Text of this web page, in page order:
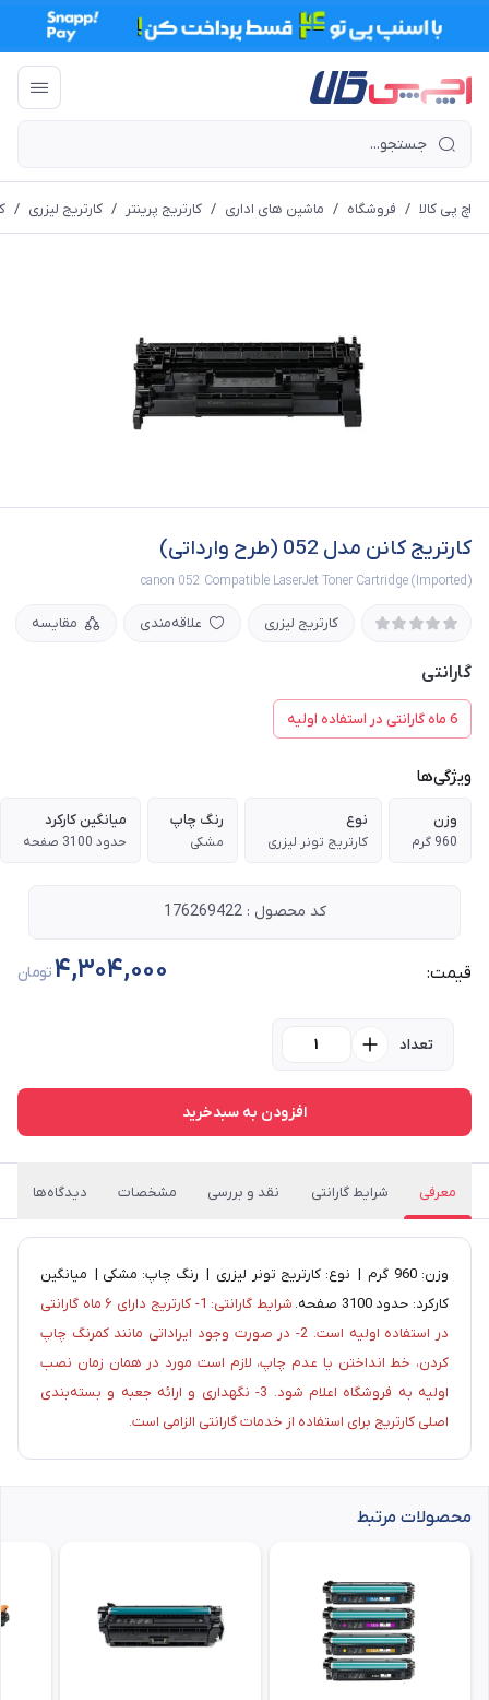
اچ پی کالا / فروشگاه / ماشین های اداری / کارتریج پرینتر / کارتریج لیزری /
کارتریج کانن مدل 052 (طرح وارداتی)
canon 052 Compatible LaserJet Toner Cartridge (Imported)
کارتریج لیزری علاقه‌مندی مقایسه
گارانتی
6 ماه گارانتی در استفاده اولیه
ویژگی‌ها
وزن
960 گرم
نوع
کارتریج تونر لیزری
رنگ چاپ
مشکی
میانگین کارکرد
حدود 3100 صفحه
کد محصول : 176269422
قیمت: 4,304,000تومان
تعداد
افزودن به سبدخرید
معرفی شرایط گارانتی نقد و بررسی مشخصات دیدگاه‌ها
وزن: 960 گرم | نوع: کارتریج تونر لیزری | رنگ چاپ: مشکی | میانگین
کارکرد: حدود 3100 صفحه.
شرایط گارانتی: 1- کارتریج دارای ۶ ماه گارانتی
در استفاده اولیه است. 2- در صورت وجود ایراداتی مانند کمرنگ چاپ
کردن، خط انداختن یا عدم چاپ، لازم است مورد در همان زمان نصب
اولیه به فروشگاه اعلام شود. 3- نگهداری و ارائه جعبه و بسته‌بندی
اصلی کارتریج برای استفاده از خدمات گارانتی الزامی است.
محصولات مرتبط